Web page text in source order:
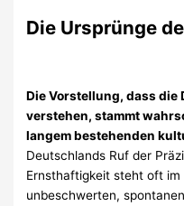
Die Ursprünge
Die Vorstellung, dass die
verstehen, stammt
langem bestehenden
Deutschlands Ruf der
Ernsthaftigkeit steht oft im
unbeschwerten,